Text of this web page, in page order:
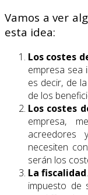
Vamos a ver
esta idea:
Los costes
empresa sea
es decir, de
de los
Los costes
empresa,
acreedores
necesiten
serán los
La fiscalidad
impuesto de